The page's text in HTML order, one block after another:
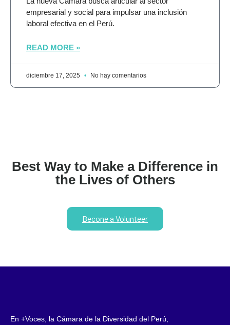
empresarial y social para impulsar una inclusión
laboral efectiva en el Perú.
READ MORE »
diciembre 17, 2025 No hay comentarios
Best Way to Make a Difference in
the Lives of Others
Becone a Volunteer
En +Voces, la Cámara de la Diversidad del Perú,